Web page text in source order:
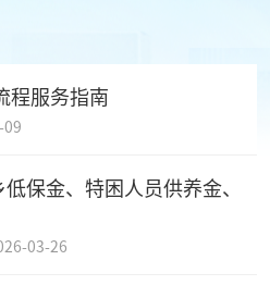
程服务指南
保金、特困人员供养金、
03-26